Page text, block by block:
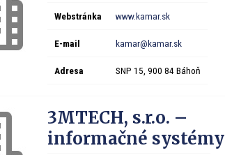
Webstránka www.kamar.sk
E-mail kamar@kamar.sk
Adresa SNP 15, 900 84 Báhoň
3MTECH, s.r.o. –
informačné systémy